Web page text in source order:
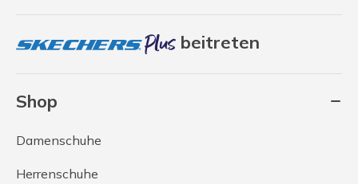
beitreten
Shop
Damenschuhe
Herrenschuhe